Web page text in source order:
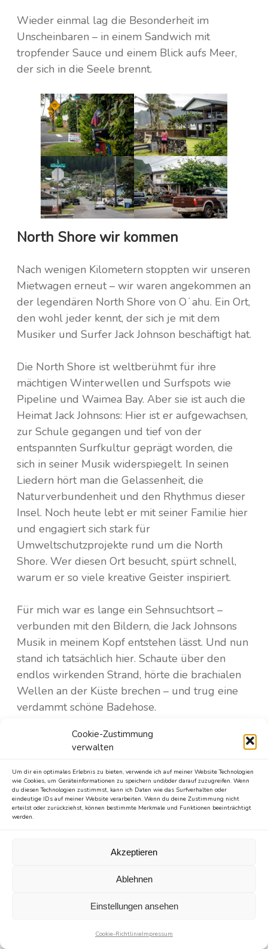
Cookie-Zustimmung
verwalten
Um dir ein optimales Erlebnis zu bieten, verwende ich auf meiner Website Technologien
wie Cookies, um Geräteinformationen zu speichern und/oder darauf zuzugreifen. Wenn
du diesen Technologien zustimmst, kann ich Daten wie das Surfverhalten oder
eindeutige IDs auf meiner Website verarbeiten. Wenn du deine Zustimmung nicht
erteilst oder zurückziehst, können bestimmte Merkmale und Funktionen beeinträchtigt
werden.
Akzeptieren
Ablehnen
Einstellungen ansehen
Cookie-RichtlinieImpressum
Wieder einmal lag die Besonderheit im
Unscheinbaren – in einem Sandwich mit
tropfender Sauce und einem Blick aufs Meer,
der sich in die Seele brennt.
North Shore wir kommen
Nach wenigen Kilometern stoppten wir unseren
Mietwagen erneut – wir waren angekommen an
der legendären North Shore von Oʻahu. Ein Ort,
den wohl jeder kennt, der sich je mit dem
Musiker und Surfer Jack Johnson beschäftigt hat.
Die North Shore ist weltberühmt für ihre
mächtigen Winterwellen und Surfspots wie
Pipeline und Waimea Bay. Aber sie ist auch die
Heimat Jack Johnsons: Hier ist er aufgewachsen,
zur Schule gegangen und tief von der
entspannten Surfkultur geprägt worden, die
sich in seiner Musik widerspiegelt. In seinen
Liedern hört man die Gelassenheit, die
Naturverbundenheit und den Rhythmus dieser
Insel. Noch heute lebt er mit seiner Familie hier
und engagiert sich stark für
Umweltschutzprojekte rund um die North
Shore. Wer diesen Ort besucht, spürt schnell,
warum er so viele kreative Geister inspiriert.
Für mich war es lange ein Sehnsuchtsort –
verbunden mit den Bildern, die Jack Johnsons
Musik in meinem Kopf entstehen lässt. Und nun
stand ich tatsächlich hier. Schaute über den
endlos wirkenden Strand, hörte die brachialen
Wellen an der Küste brechen – und trug eine
verdammt schöne Badehose.
Die Sonne brannte unerbittlich vom Himmel.
eingeschmiert, suchten jedoch vergeblich nach
Schatten. Ich legte mein Handtuch in den Sand,
schlüpfte aus meinen Flipflops und ging direkt
ins Wasser.
akzeptieren und diesen Inhalt zu aktivieren